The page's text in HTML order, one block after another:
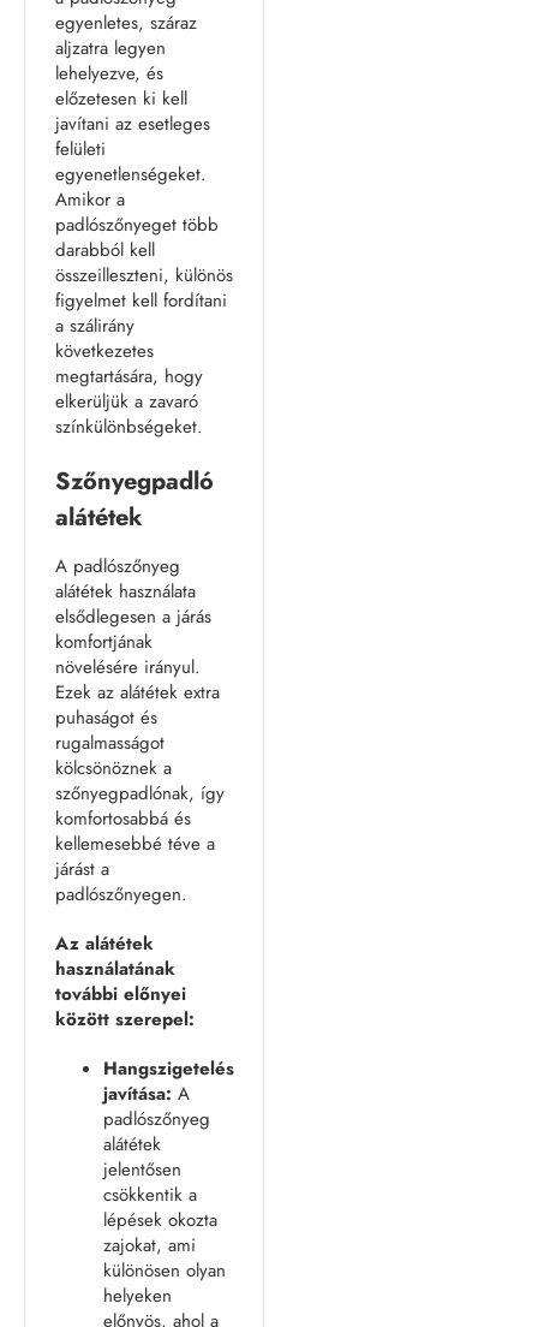
egyenletes, száraz
aljzatra legyen
lehelyezve, és
előzetesen ki kell
javítani az esetleges
felületi
egyenetlenségeket.
Amikor a
padlószőnyeget több
darabból kell
összeilleszteni, különös
figyelmet kell fordítani
a szálirány
következetes
megtartására, hogy
elkerüljük a zavaró
színkülönbségeket.
Szőnyegpadló
alátétek
A padlószőnyeg
alátétek használata
elsődlegesen a járás
komfortjának
növelésére irányul.
Ezek az alátétek extra
puhaságot és
rugalmasságot
kölcsönöznek a
szőnyegpadlónak, így
komfortosabbá és
kellemesebbé téve a
járást a
padlószőnyegen.
Az alátétek
használatának
további előnyei
között szerepel:
Hangszigetelés
javítása: A
padlószőnyeg
alátétek
jelentősen
csökkentik a
lépések okozta
zajokat, ami
különösen olyan
helyeken
előnyös, ahol a